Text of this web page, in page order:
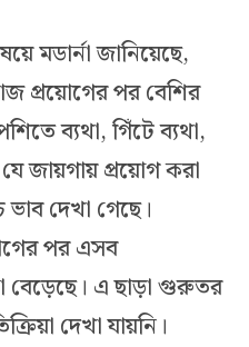
মডার্না জানিয়েছে,
প্রয়োগের পর বেশির
ব্যথা, গিঁটে ব্যথা,
জায়গায় প্রয়োগ করা
দেখা গেছে।
পর এসব
বেড়েছে। এ ছাড়া গুরুতর
দেখা যায়নি।